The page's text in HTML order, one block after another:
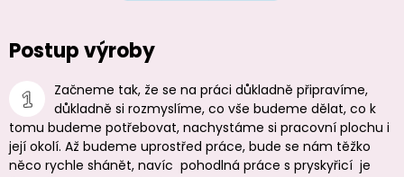
Postup výroby
Začneme tak, že se na práci důkladně připravíme,
důkladně si rozmyslíme, co vše budeme dělat, co k
tomu budeme potřebovat, nachystáme si pracovní plochu i
její okolí. Až budeme uprostřed práce, bude se nám těžko
něco rychle shánět, navíc pohodlná práce s pryskyřicí je